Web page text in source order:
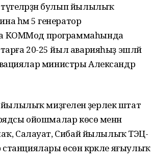
булып йылылыҡ
һәм 5 генератор
КОММод программаһында
20-25 йыл аварияһыҙ эшләй
министры Александр
миҙгеленә әҙерлек штат
ойошмалар көсө менән
Салауат, Сибай йылылыҡ ТЭЦ-
өсөн кәрәкле яғыулыҡ